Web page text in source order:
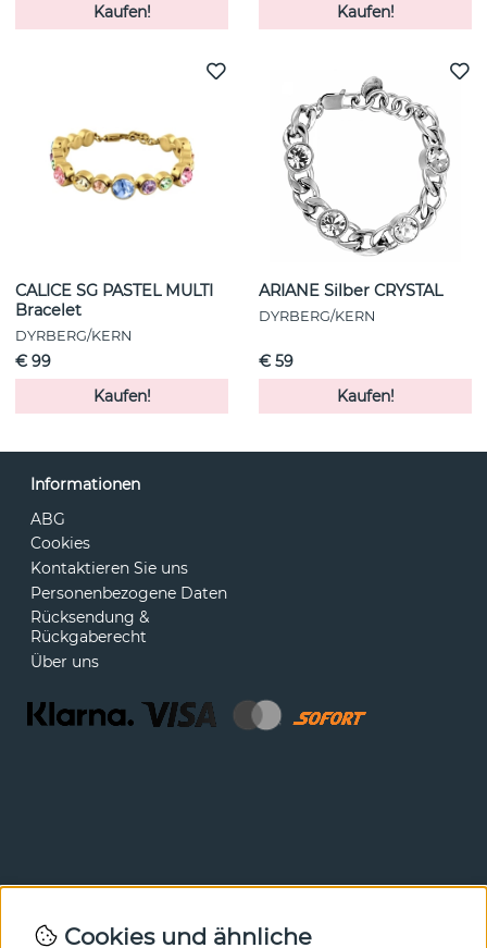
Kaufen!
Kaufen!
CALICE SG PASTEL MULTI
Bracelet
DYRBERG/KERN
€ 99
Kaufen!
ARIANE Silber CRYSTAL
DYRBERG/KERN
€ 59
Kaufen!
Informationen
ABG
Cookies
Kontaktieren Sie uns
Personenbezogene Daten
Rücksendung &
Rückgaberecht
Über uns
Newsletter
Cookies und ähnliche